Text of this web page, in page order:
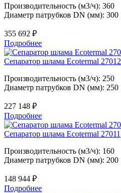
Производительность (м3/ч): 360
Диаметр патрубков DN (мм): 300
355 692 ₽
Подробнее
Сепаратор шлама Ecotermal 27012
Производительность (м3/ч): 250
Диаметр патрубков DN (мм): 250
227 148 ₽
Подробнее
Сепаратор шлама Ecotermal 27011
Производительность (м3/ч): 160
Диаметр патрубков DN (мм): 200
148 944 ₽
Подробнее